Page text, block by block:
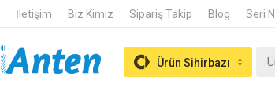
İletişim Biz Kimiz Sipariş Takip Blog Seri
Ürün Sihirbazı